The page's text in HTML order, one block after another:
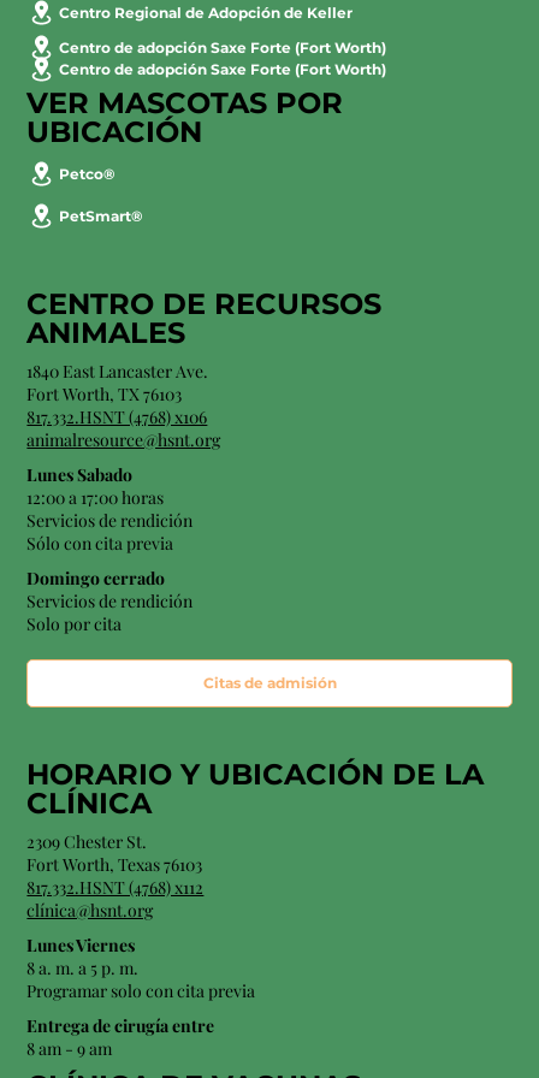
Centro Regional de Adopción de Keller
Centro de adopción Saxe Forte (Fort Worth)
Centro de adopción Saxe Forte (Fort Worth)
VER MASCOTAS POR
UBICACIÓN
Petco®
PetSmart®
CENTRO DE RECURSOS
ANIMALES
1840 East Lancaster Ave.
Fort Worth, TX 76103
817.332.HSNT (4768) x106
animalresource@hsnt.org
Lunes Sabado
12:00 a 17:00 horas
Servicios de rendición
Sólo con cita previa
Domingo cerrado
Servicios de rendición
Solo por cita
Citas de admisión
HORARIO Y UBICACIÓN DE LA
CLÍNICA
2309 Chester St.
Fort Worth, Texas 76103
817.332.HSNT (4768) x112
clínica@hsnt.org
Lunes Viernes
8 a. m. a 5 p. m.
Programar solo con cita previa
Entrega de cirugía entre
8 am - 9 am